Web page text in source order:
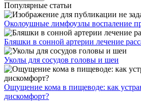
Популярные статьи
Околоушные лимфоузлы воспаление
Бляшки в сонной артерии лечение
Уколы для сосудов головы и шеи
Ощущение кома в пищеводе: как
дискомфорт?